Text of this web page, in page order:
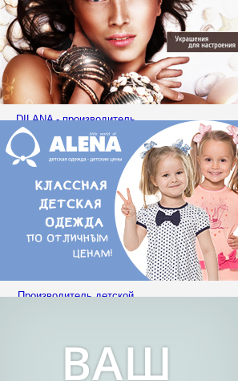
DILANA - производитель
качественных и
востребованных
ювелирных изделий
приглашает к
Производитель детской